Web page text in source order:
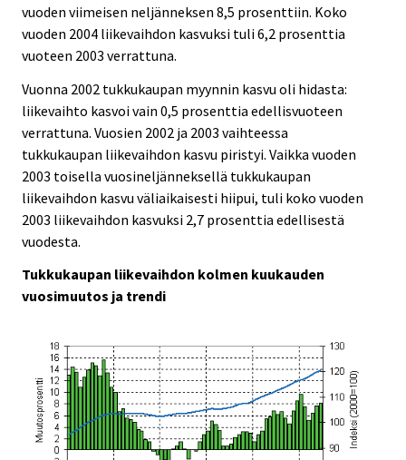
vuoden viimeisen neljänneksen 8,5 prosenttiin. Koko
vuoden 2004 liikevaihdon kasvuksi tuli 6,2 prosenttia
vuoteen 2003 verrattuna.
Vuonna 2002 tukkukaupan myynnin kasvu oli hidasta:
liikevaihto kasvoi vain 0,5 prosenttia edellisvuoteen
verrattuna. Vuosien 2002 ja 2003 vaihteessa
tukkukaupan liikevaihdon kasvu piristyi. Vaikka vuoden
2003 toisella vuosineljänneksellä tukkukaupan
liikevaihdon kasvu väliaikaisesti hiipui, tuli koko vuoden
2003 liikevaihdon kasvuksi 2,7 prosenttia edellisestä
vuodesta.
Tukkukaupan liikevaihdon kolmen kuukauden
vuosimuutos ja trendi